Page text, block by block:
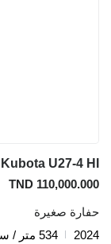
Kubota U27-4 HI
TND 110,000.000
حفارة صغيرة
2024
534 متر / ساعة